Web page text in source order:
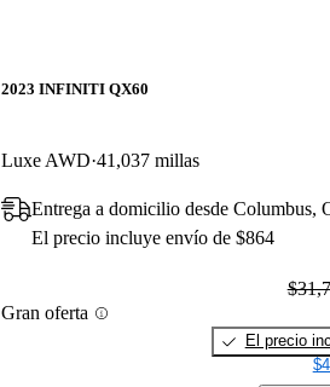
2023 INFINITI QX60
Luxe AWD 41,037 millas
Entrega a domicilio desde Columbus,
El precio incluye envío de $864
Gran oferta
El precio